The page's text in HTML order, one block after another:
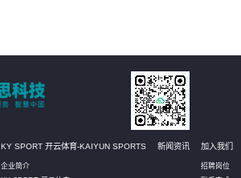
KY SPORT 开云体育-KAIYUN SPORTS
企业简介
新闻资讯 加入我们
招聘岗位